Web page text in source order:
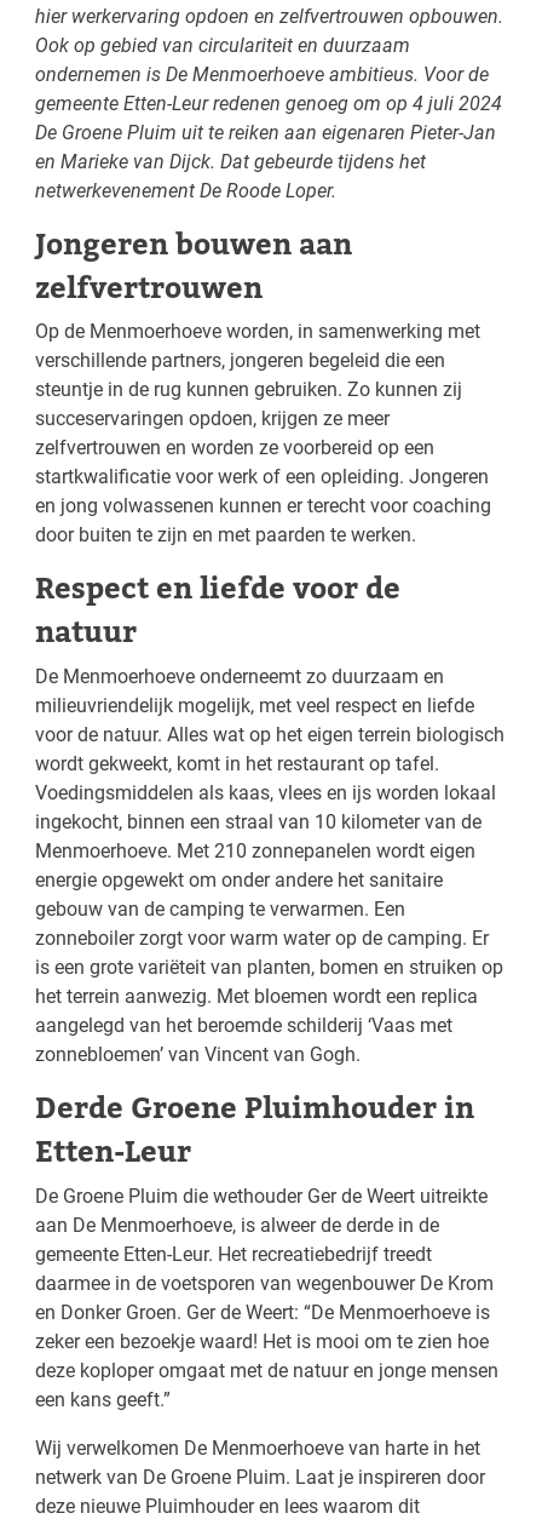
hier werkervaring opdoen en zelfvertrouwen opbouwen.
Ook op gebied van circulariteit en duurzaam
ondernemen is De Menmoerhoeve ambitieus. Voor de
gemeente Etten-Leur redenen genoeg om op 4 juli 2024
De Groene Pluim uit te reiken aan eigenaren Pieter-Jan
en Marieke van Dijck. Dat gebeurde tijdens het
netwerkevenement De Roode Loper.
Jongeren bouwen aan
zelfvertrouwen
Op de Menmoerhoeve worden, in samenwerking met
verschillende partners, jongeren begeleid die een
steuntje in de rug kunnen gebruiken. Zo kunnen zij
succeservaringen opdoen, krijgen ze meer
zelfvertrouwen en worden ze voorbereid op een
startkwalificatie voor werk of een opleiding. Jongeren
en jong volwassenen kunnen er terecht voor coaching
door buiten te zijn en met paarden te werken.
Respect en liefde voor de
natuur
De Menmoerhoeve onderneemt zo duurzaam en
milieuvriendelijk mogelijk, met veel respect en liefde
voor de natuur. Alles wat op het eigen terrein biologisch
wordt gekweekt, komt in het restaurant op tafel.
Voedingsmiddelen als kaas, vlees en ijs worden lokaal
ingekocht, binnen een straal van 10 kilometer van de
Menmoerhoeve. Met 210 zonnepanelen wordt eigen
energie opgewekt om onder andere het sanitaire
gebouw van de camping te verwarmen. Een
zonneboiler zorgt voor warm water op de camping. Er
is een grote variëteit van planten, bomen en struiken op
het terrein aanwezig. Met bloemen wordt een replica
aangelegd van het beroemde schilderij ‘Vaas met
zonnebloemen’ van Vincent van Gogh.
Derde Groene Pluimhouder in
Etten-Leur
De Groene Pluim die wethouder Ger de Weert uitreikte
aan De Menmoerhoeve, is alweer de derde in de
gemeente Etten-Leur. Het recreatiebedrijf treedt
daarmee in de voetsporen van wegenbouwer De Krom
en Donker Groen. Ger de Weert: “De Menmoerhoeve is
zeker een bezoekje waard! Het is mooi om te zien hoe
deze koploper omgaat met de natuur en jonge mensen
een kans geeft.”
Wij verwelkomen De Menmoerhoeve van harte in het
netwerk van De Groene Pluim. Laat je inspireren door
deze nieuwe Pluimhouder en lees waarom dit